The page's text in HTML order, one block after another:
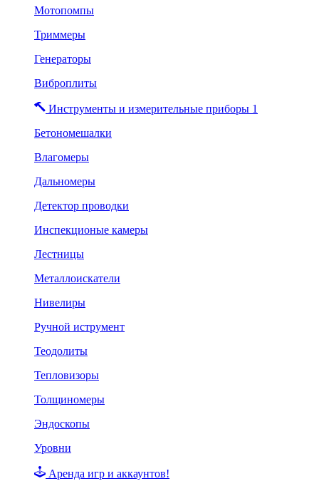
Мотопомпы
Триммеры
Генераторы
Виброплиты
Инструменты и измерительные приборы 1
Бетономешалки
Влагомеры
Дальномеры
Детектор проводки
Инспекционые камеры
Лестницы
Металлоискатели
Нивелиры
Ручной иструмент
Теодолиты
Тепловизоры
Толщиномеры
Эндоскопы
Уровни
Аренда игр и аккаунтов!